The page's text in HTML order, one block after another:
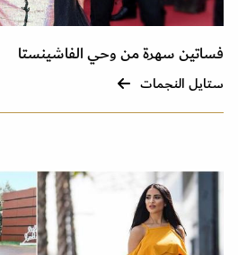
فساتين سهرة من وحي الفاشينستا
ستايل النجمات